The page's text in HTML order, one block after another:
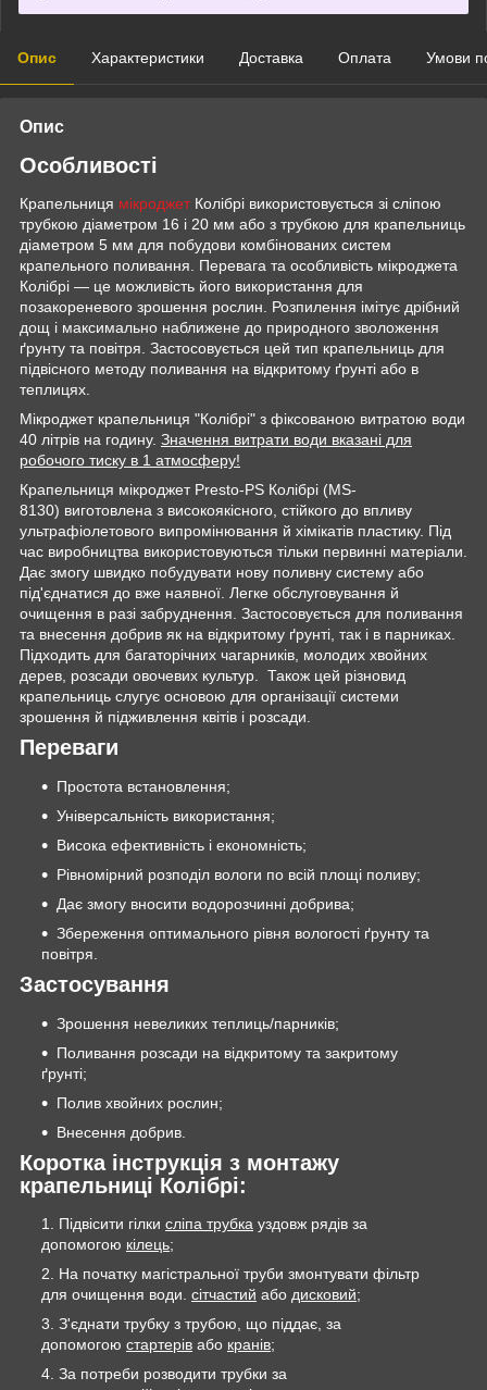
Опис Характеристики Доставка Оплата Умови
Опис
Особливості
Крапельниця мікроджетКолібрі використовується зі сліпою
трубкою діаметром 16 і 20 мм або з трубкою для крапельниць
діаметром 5 мм для побудови комбінованих систем
крапельного поливання. Перевага та особливість мікроджета
Колібрі — це можливість його використання для
позакореневого зрошення рослин. Розпилення імітує дрібний
дощ і максимально наближене до природного зволоження
ґрунту та повітря. Застосовується цей тип крапельниць для
підвісного методу поливання на відкритому ґрунті або в
теплицях.
Мікроджет крапельниця "Колібрі" з фіксованою витратою води
40 літрів на годину. Значення витрати води вказані для
робочого тиску в 1 атмосферу!
Крапельниця мікроджет Presto-PS Колібрі (MS-
8130) виготовлена з високоякісного, стійкого до впливу
ультрафіолетового випромінювання й хімікатів пластику. Під
час виробництва використовуються тільки первинні матеріали.
Дає змогу швидко побудувати нову поливну систему або
під'єднатися до вже наявної. Легке обслуговування й
очищення в разі забруднення. Застосовується для поливання
та внесення добрив як на відкритому ґрунті, так і в парниках.
Підходить для багаторічних чагарників, молодих хвойних
дерев, розсади овочевих культур. Також цей різновид
крапельниць слугує основою для організації системи
зрошення й підживлення квітів і розсади.
Переваги
Простота встановлення;
Універсальність використання;
Висока ефективність і економність;
Рівномірний розподіл вологи по всій площі поливу;
Дає змогу вносити водорозчинні добрива;
Збереження оптимального рівня вологості ґрунту та
повітря.
Застосування
Зрошення невеликих теплиць/парників;
Поливання розсади на відкритому та закритому
ґрунті;
Полив хвойних рослин;
Внесення добрив.
Коротка інструкція з монтажу
крапельниці Колібрі:
Підвісити гілки сліпа трубка уздовж рядів за
допомогою кілець;
На початку магістральної труби змонтувати фільтр
для очищення води. сітчастий або дисковий;
З'єднати трубку з трубою, що піддає, за
допомогою стартерів або кранів;
За потреби розводити трубки за